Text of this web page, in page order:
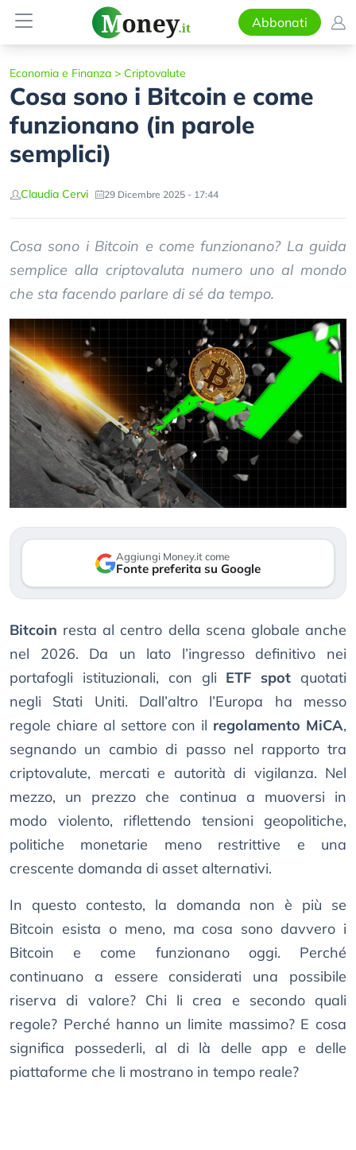
Abbonati
Economia e Finanza > Criptovalute
Cosa sono i Bitcoin e come
funzionano (in parole
semplici)
Claudia Cervi 29 Dicembre 2025 - 17:44
Cosa sono i Bitcoin e come funzionano? La guida
semplice alla criptovaluta numero uno al mondo
che sta facendo parlare di sé da tempo.
Aggiungi Money.it come
Fonte preferita su Google
Bitcoin resta al centro della scena globale anche
nel 2026. Da un lato l’ingresso definitivo nei
portafogli istituzionali, con gli ETF spot quotati
negli Stati Uniti. Dall’altro l’Europa ha messo
regole chiare al settore con il regolamento MiCA,
segnando un cambio di passo nel rapporto tra
criptovalute, mercati e autorità di vigilanza. Nel
mezzo, un prezzo che continua a muoversi in
modo violento, riflettendo tensioni geopolitiche,
politiche monetarie meno restrittive e una
crescente domanda di asset alternativi.
In questo contesto, la domanda non è più se
Bitcoin esista o meno, ma cosa sono davvero i
Bitcoin e come funzionano oggi. Perché
continuano a essere considerati una possibile
riserva di valore? Chi li crea e secondo quali
regole? Perché hanno un limite massimo? E cosa
significa possederli, al di là delle app e delle
piattaforme che li mostrano in tempo reale?